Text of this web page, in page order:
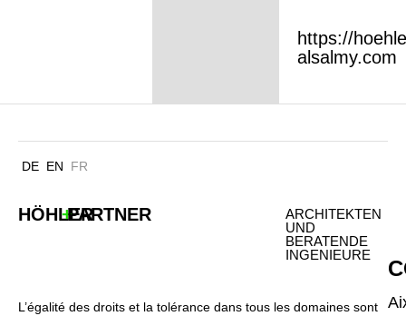
https://
alsalmy.com
DE EN FR
HÖHLER
+PARTNER
ARCHITEKTEN
UND
BERATENDE
INGENIEURE
L’égalité des droits et la tolérance dans tous les domaines sont